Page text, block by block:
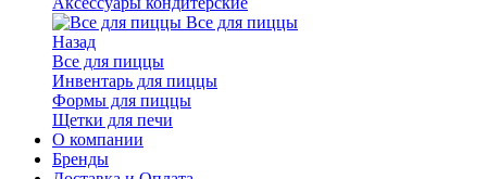
Все для пиццы
Назад
Все для пиццы
Инвентарь для пиццы
Формы для пиццы
Щетки для печи
О компании
Бренды